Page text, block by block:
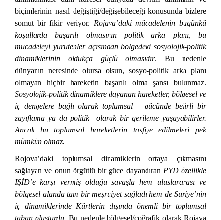
biçimlerinin nasıl değiştiği/değişebileceği konusunda bizlere
somut bir fikir veriyor. Rojava’daki mücadelenin bugünkü
koşullarda başarılı olmasının politik arka planı, bu
mücadeleyi yürütenler açısından bölgedeki sosyolojik-politik
dinamiklerinin oldukça güçlü olmasıdır. Bu nedenle
dünyanın neresinde olursa olsun, sosyo-politik arka planı
olmayan hiçbir hareketin başarılı olma şansı bulunmaz.
Sosyolojik-politik dinamiklere dayanan hareketler, bölgesel ve
iç dengelere bağlı olarak toplumsal gücünde belirli bir
zayıflama ya da politik olarak bir gerileme yaşayabilirler.
Ancak bu toplumsal hareketlerin tasfiye edilmeleri pek
mümkün olmaz.
Rojova’daki toplumsal dinamiklerin ortaya çıkmasını
sağlayan ve onun örgütlü bir güce dayandıran PYD özellikle
IŞİD’e karşı vermiş olduğu savaşla hem uluslararası ve
bölgesel alanda tam bir meşruiyet sağladı hem de Suriye’nin
iç dinamiklerinde Kürtlerin dışında önemli bir toplumsal
taban oluşturdu. Bu nedenle bölgesel/coğrafik olarak Rojava